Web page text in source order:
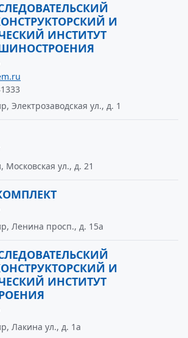
И
ИНСТИТУТ
Электрозаводская ул., д. 1
Московская ул., д. 21
Ленина просп., д. 15а
И
ИНСТИТУТ
Лакина ул., д. 1а